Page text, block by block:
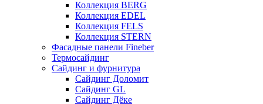
Коллекция BERG
Коллекция EDEL
Коллекция FELS
Коллекция STERN
Фасадные панели Fineber
Термосайдинг
Сайдинг и фурнитура
Сайдинг Доломит
Сайдинг GL
Сайдинг Дёке